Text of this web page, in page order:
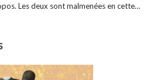
Les deux sont malmenées en cette…